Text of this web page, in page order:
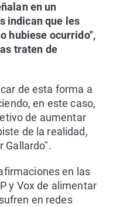
en un
indican que les
hubiese ocurrido",
traten de
de esta forma a
en este caso,
de aumentar
de la realidad,
Gallardo".
en las
y Vox de alimentar
en redes